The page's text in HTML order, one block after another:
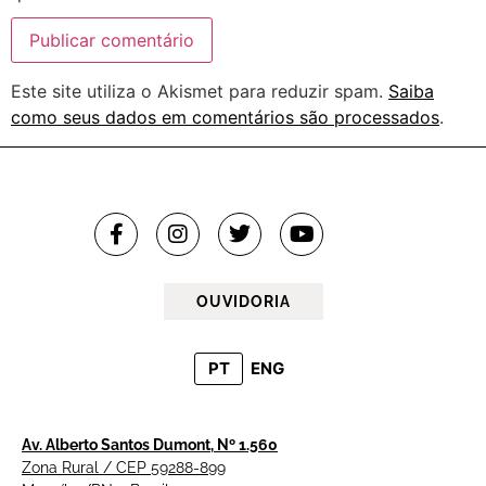
Este site utiliza o Akismet para reduzir spam. Saiba
como seus dados em comentários são processados.
OUVIDORIA
PT ENG
Av. Alberto Santos Dumont, Nº 1.560
Zona Rural / CEP 59288-899